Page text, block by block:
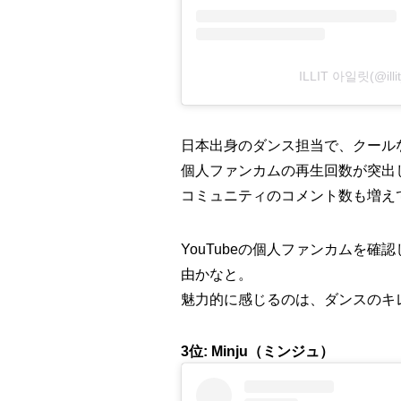
ILLIT 아일릿
日本出身のダンス担当で、クール
個人ファンカムの再生回数が突出
コミュニティのコメント数も増え
YouTubeの個人ファンカムを確
由かなと。
魅力的に感じるのは、ダンスのキ
3位: Minju（ミンジュ）